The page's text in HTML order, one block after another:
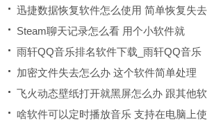
迅捷数据恢复软件怎么使用 简单恢复失去
Steam聊天记录怎么看 用个小软件就
雨轩QQ音乐排名软件下载_雨轩QQ音乐
加密文件失去怎么办 这个软件简单处理
飞火动态壁纸打开就黑屏怎么办 跟其他软
啥软件可以定时播放音乐 支持在电脑上使